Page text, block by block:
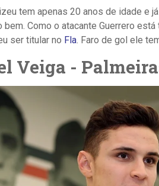
tem apenas 20 anos de idade e
Como o atacante Guerrero
ser titular no Fla . Faro de gol ele
Veiga -